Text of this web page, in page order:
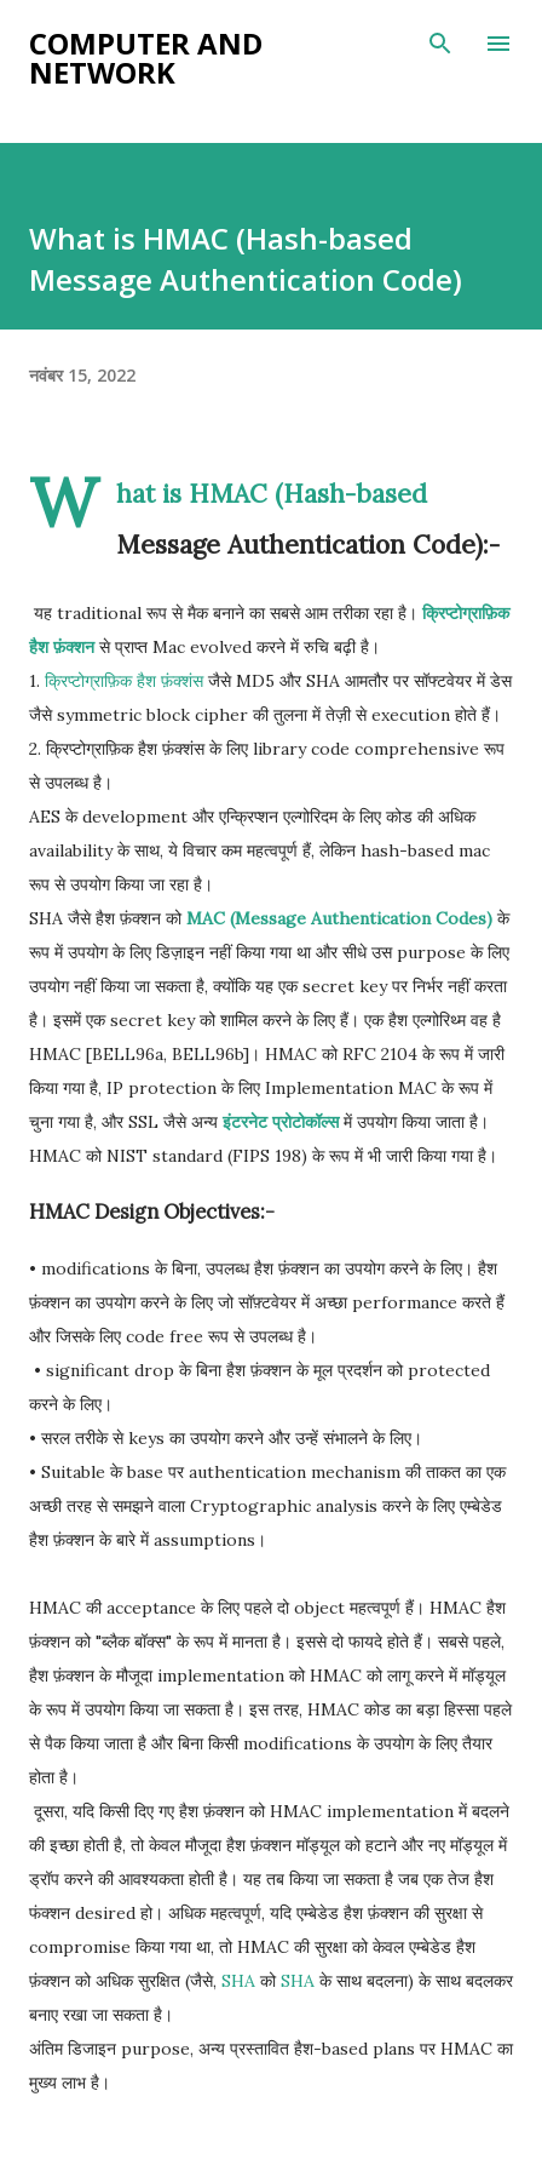
सीधे मुख्य सामग्री पर जाएं
COMPUTER AND
NETWORK
What is HMAC (Hash-based
Message Authentication Code)
नवंबर 15, 2022
W hat is HMAC (Hash-based
Message Authentication Code):-
यह traditional रूप से मैक बनाने का सबसे आम तरीका रहा है।क्रिप्टोग्राफ़िक
हैश फ़ंक्शनसे प्राप्त Mac evolved करने में रुचि बढ़ी है।
1. क्रिप्टोग्राफ़िक हैश फ़ंक्शंसजैसे MD5 और SHA आमतौर पर सॉफ्टवेयर में डेस
जैसे symmetric block cipher की तुलना में तेज़ी से execution होते हैं।
2. क्रिप्टोग्राफ़िक हैश फ़ंक्शंस के लिए library code comprehensive रूप
से उपलब्ध है।
AES के development और एन्क्रिप्शन एल्गोरिदम के लिए कोड की अधिक
availability के साथ, ये विचार कम महत्वपूर्ण हैं, लेकिन hash-based mac
रूप से उपयोग किया जा रहा है।
SHA जैसे हैश फ़ंक्शन कोMAC (Message Authentication Codes) के
रूप में उपयोग के लिए डिज़ाइन नहीं किया गया था और सीधे उस purpose के लिए
उपयोग नहीं किया जा सकता है, क्योंकि यह एक secret key पर निर्भर नहीं करता
है। इसमें एक secret key को शामिल करने के लिए हैं। एक हैश एल्गोरिथ्म वह है
HMAC [BELL96a, BELL96b]। HMAC को RFC 2104 के रूप में जारी
किया गया है, IP protection के लिए Implementation MAC के रूप में
चुना गया है, और SSL जैसे अन्यइंटरनेट प्रोटोकॉल्समें उपयोग किया जाता है।
HMAC को NIST standard (FIPS 198) के रूप में भी जारी किया गया है।
HMAC Design Objectives:-
• modifications के बिना, उपलब्ध हैश फ़ंक्शन का उपयोग करने के लिए। हैश
फ़ंक्शन का उपयोग करने के लिए जो सॉफ़्टवेयर में अच्छा performance करते हैं
और जिसके लिए code free रूप से उपलब्ध है।
• significant drop के बिना हैश फ़ंक्शन के मूल प्रदर्शन को protected
करने के लिए।
• सरल तरीके से keys का उपयोग करने और उन्हें संभालने के लिए।
• Suitable के base पर authentication mechanism की ताकत का एक
अच्छी तरह से समझने वाला Cryptographic analysis करने के लिए एम्बेडेड
हैश फ़ंक्शन के बारे में assumptions।
HMAC की acceptance के लिए पहले दो object महत्वपूर्ण हैं। HMAC हैश
फ़ंक्शन को "ब्लैक बॉक्स" के रूप में मानता है। इससे दो फायदे होते हैं। सबसे पहले,
हैश फ़ंक्शन के मौजूदा implementation को HMAC को लागू करने में मॉड्यूल
के रूप में उपयोग किया जा सकता है। इस तरह, HMAC कोड का बड़ा हिस्सा पहले
से पैक किया जाता है और बिना किसी modifications के उपयोग के लिए तैयार
होता है।
दूसरा, यदि किसी दिए गए हैश फ़ंक्शन को HMAC implementation में बदलने
की इच्छा होती है, तो केवल मौजूदा हैश फ़ंक्शन मॉड्यूल को हटाने और नए मॉड्यूल में
ड्रॉप करने की आवश्यकता होती है। यह तब किया जा सकता है जब एक तेज हैश
फंक्शन desired हो। अधिक महत्वपूर्ण, यदि एम्बेडेड हैश फ़ंक्शन की सुरक्षा से
compromise किया गया था, तो HMAC की सुरक्षा को केवल एम्बेडेड हैश
फ़ंक्शन को अधिक सुरक्षित (जैसे, SHA कोSHA के साथ बदलना) के साथ बदलकर
बनाए रखा जा सकता है।
अंतिम डिजाइन purpose, अन्य प्रस्तावित हैश-based plans पर HMAC का
मुख्य लाभ है।